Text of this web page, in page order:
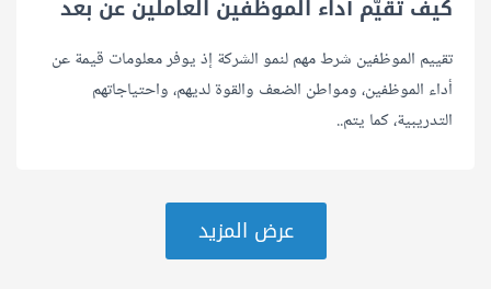
كيف تقيّم أداء الموظفين العاملين عن بعد
تقييم الموظفين شرط مهم لنمو الشركة إذ يوفر معلومات قيمة عن
أداء الموظفين، ومواطن الضعف والقوة لديهم، واحتياجاتهم
التدريبية، كما يتم..
عرض المزيد